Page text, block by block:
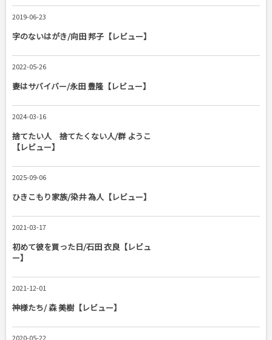
2019-06-23
字のないはがき/向田 邦子【レビュー】
2022-05-26
妻はサバイバー/永田 豊隆【レビュー】
2024-03-16
捨てたい人 捨てたくない人/群 ようこ
【レビュー】
2025-09-06
ひきこもり家族/染井 為人【レビュー】
2021-03-17
初めて彼を買った日/石田 衣良【レビュ
ー】
2021-12-01
神様たち/ 森 美樹【レビュー】
2020-05-22